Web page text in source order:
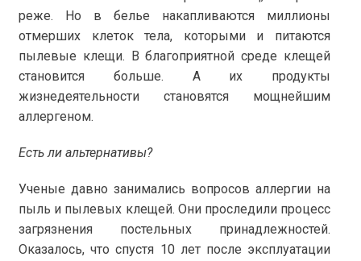
реже. Но в белье накапливаются миллионы
отмерших клеток тела, которыми и питаются
пылевые клещи. В благоприятной среде клещей
становится больше. А их продукты
жизнедеятельности становятся мощнейшим
аллергеном.
Есть ли альтернативы?
Ученые давно занимались вопросов аллергии на
пыль и пылевых клещей. Они проследили процесс
загрязнения постельных принадлежностей.
Оказалось, что спустя 10 лет после эксплуатации